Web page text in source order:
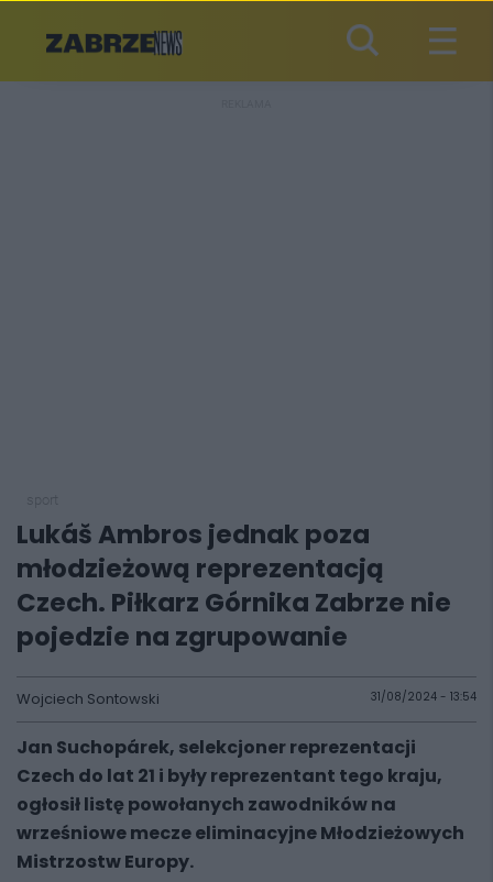
Lukáš Ambros jednak poza
młodzieżową reprezentacją
Czech. Piłkarz Górnika Zabrze nie
pojedzie na zgrupowanie
Wojciech Sontowski 31/08/2024 - 13:54
Jan Suchopárek, selekcjoner reprezentacji
Czech do lat 21 i były reprezentant tego kraju,
ogłosił listę powołanych zawodników na
wrześniowe mecze eliminacyjne Młodzieżowych
Mistrzostw Europy.